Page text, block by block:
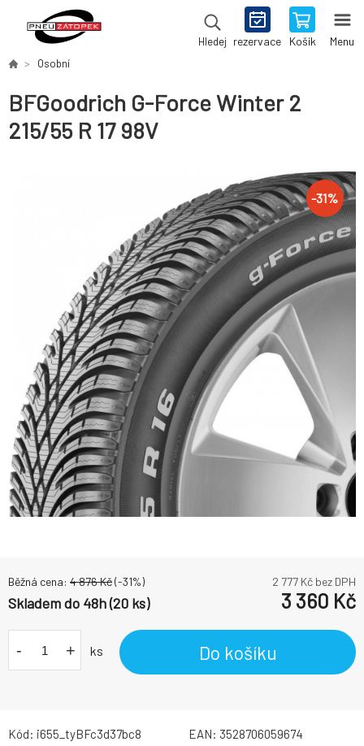
Hledej rezervace Košík Menu
Osobní
BFGoodrich G-Force Winter 2
215/55 R 17 98V
-31%
Běžná cena: 4 876Kč(-31%) 2 777 Kč bez DPH
Skladem do 48h (20 ks) 3 360 Kč
- + ks Do košíku
Kód: i655_tyBFc3d37bc8 EAN: 3528706059674